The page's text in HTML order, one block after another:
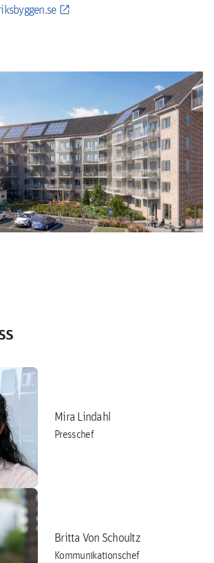
Mira Lindahl
Presschef
Britta Von Schoultz
Kommunikationschef